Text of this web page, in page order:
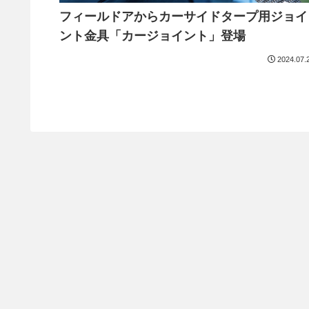
フィールドアからカーサイドタープ用ジョイ
ント金具「カージョイント」登場